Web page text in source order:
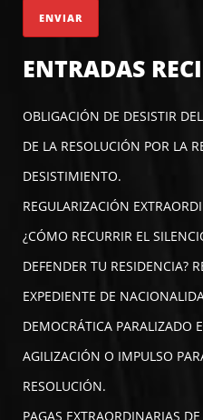
ENTRADAS
OBLIGACIÓN DE DESISTIR
DE LA RESOLUCIÓN POR LA
DESISTIMIENTO.
REGULARIZACIÓN
¿CÓMO RECURRIR EL
DEFENDER TU RESIDENCIA?
EXPEDIENTE DE
DEMOCRÁTICA PARALIZADO
AGILIZACIÓN O IMPULSO
RESOLUCIÓN.
PAGAS EXTRAORDINARIAS